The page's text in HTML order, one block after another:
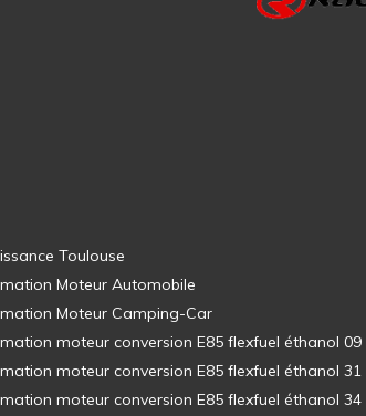
Toulouse
Moteur Automobile
Moteur Camping-Car
moteur conversion E85 flexfuel éthanol 09
moteur conversion E85 flexfuel éthanol 31
moteur conversion E85 flexfuel éthanol 34